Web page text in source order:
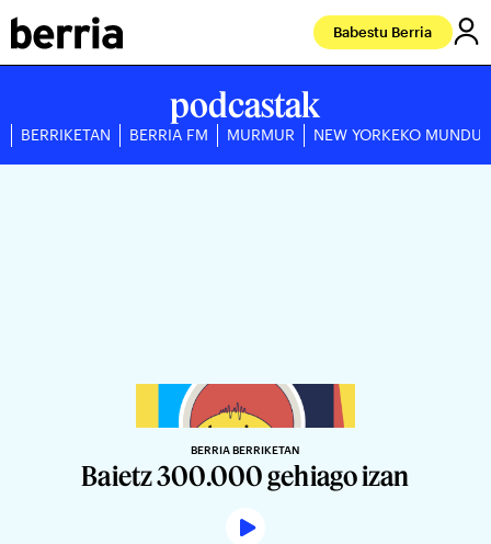
Babestu Berria
podcastak
BERRIKETAN BERRIA FM MURMUR NEW YORKEKO
BERRIA BERRIKETAN
Baietz 300.000 gehiago izan